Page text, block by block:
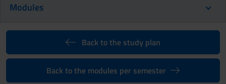
Modules
Back to the study plan
Back to the modules per semester